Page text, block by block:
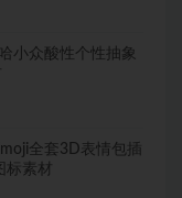
小众酸性个性抽象
全套3D表情包插
标素材